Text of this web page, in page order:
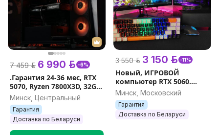
7 459 р. 6 990 р. -6%
.Гарантия 24-36 мес, RTX
5070, Ryzen 7800X3D, 32Gb
DDR5, 1000Gb, Рассрочка,
Игровой Компьютер ПК
Минск, Центральный
Гарантия
Доставка по Беларуси
3 550 р. 3 150 р. -11%
Новый, ИГРОВОЙ
компьютер RTX 5060.
Гарантия.
Минск, Московский
Гарантия
Доставка по Беларуси